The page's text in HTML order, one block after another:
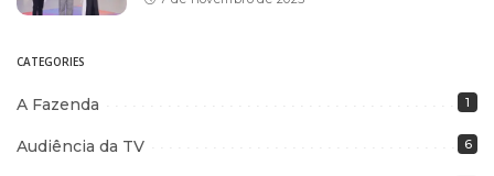
CATEGORIES
A Fazenda 1
Audiência da TV 6